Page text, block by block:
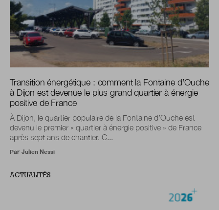
Transition énergétique : comment la Fontaine d’Ouche
à Dijon est devenue le plus grand quartier à énergie
positive de France
À Dijon, le quartier populaire de la Fontaine d’Ouche est
devenu le premier « quartier à énergie positive » de France
après sept ans de chantier. C...
Par Julien Nessi
ACTUALITÉS